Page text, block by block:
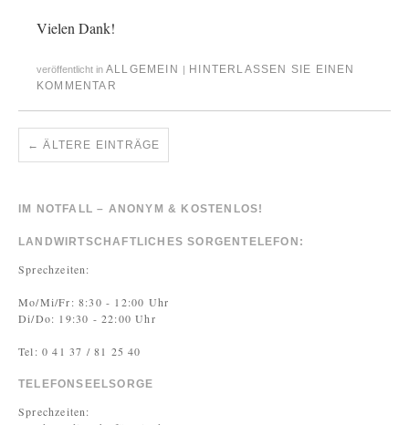
Vielen Dank!
veröffentlicht in ALLGEMEIN
HINTERLASSEN SIE EINEN
KOMMENTAR
← ÄLTERE EINTRÄGE
IM NOTFALL – ANONYM & KOSTENLOS!
LANDWIRTSCHAFTLICHES SORGENTELEFON:
Sprechzeiten:
Mo/Mi/Fr: 8:30 - 12:00 Uhr
Di/Do: 19:30 - 22:00 Uhr
Tel: 0 41 37 / 81 25 40
TELEFONSEELSORGE
Sprechzeiten: